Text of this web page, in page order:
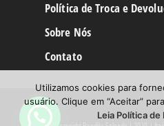
Política de Troca e
Sobre Nós
Contato
Utilizamos cookies para
usuário. Clique em “Aceitar”
Leia Política de